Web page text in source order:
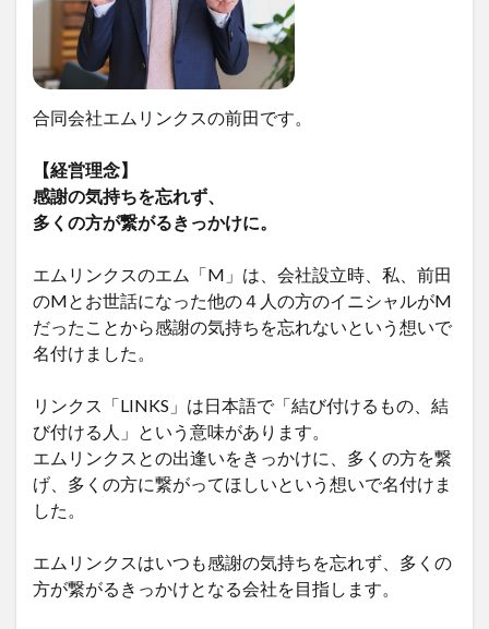
合同会社エムリンクスの前田です。
【経営理念】
感謝の気持ちを忘れず、
多くの方が繋がるきっかけに。
エムリンクスのエム「M」は、会社設立時、私、前田
のMとお世話になった他の４人の方のイニシャルがM
だったことから感謝の気持ちを忘れないという想いで
名付けました。
リンクス「LINKS」は日本語で「結び付けるもの、結
び付ける人」という意味があります。
エムリンクスとの出逢いをきっかけに、多くの方を繋
げ、多くの方に繋がってほしいという想いで名付けま
した。
エムリンクスはいつも感謝の気持ちを忘れず、多くの
方が繋がるきっかけとなる会社を目指します。